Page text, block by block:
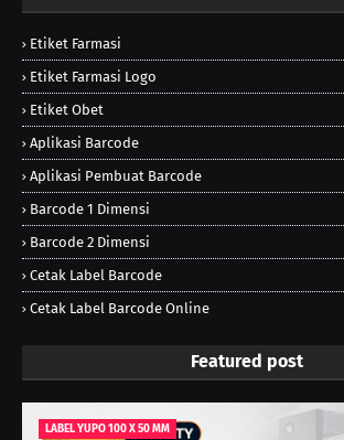
Etiket Farmasi
Etiket Farmasi Logo
Etiket Obet
Aplikasi Barcode
Aplikasi Pembuat Barcode
Barcode 1 Dimensi
Barcode 2 Dimensi
Cetak Label Barcode
Cetak Label Barcode Online
Featured post
LABEL YUPO 100 X 50 MM